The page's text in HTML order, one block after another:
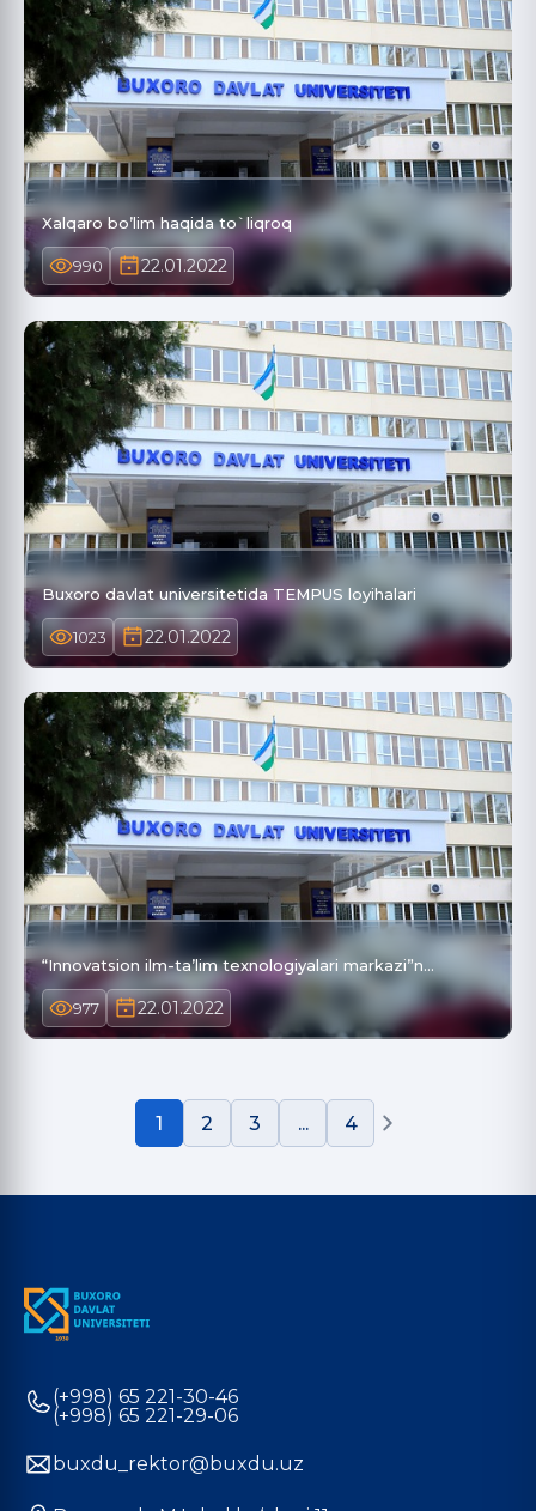
Xalqaro bo’lim haqida to`liqroq
990 22.01.2022
Buxoro davlat universitetida TEMPUS loyihalari
1023 22.01.2022
“Innovatsion ilm-ta’lim texnologiyalari markazi”n…
977 22.01.2022
1 2 3 ... 4
(+998) 65 221-30-46
(+998) 65 221-29-06
buxdu_rektor@buxdu.uz